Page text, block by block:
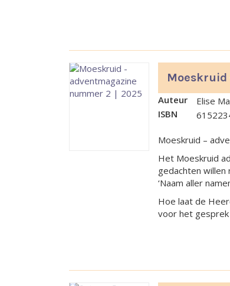
Auteur
Elise
ISBN
Moeskruid –
Het Moeskruid
gedachten
‘Naam aller
Hoe laat de
voor het